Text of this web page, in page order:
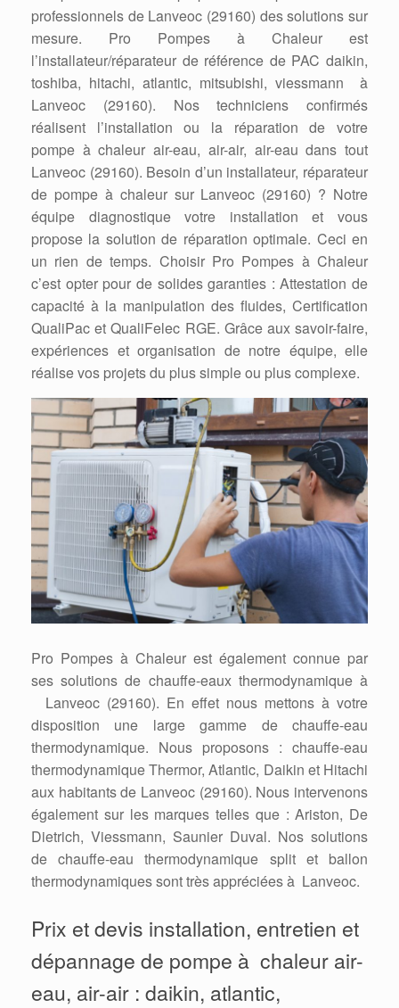
professionnels de Lanveoc (29160) des solutions sur
mesure. Pro Pompes à Chaleur est
l’installateur/réparateur de référence de PAC daikin,
toshiba, hitachi, atlantic, mitsubishi, viessmann à
Lanveoc (29160). Nos techniciens confirmés
réalisent l’installation ou la réparation de votre
pompe à chaleur air-eau, air-air, air-eau dans tout
Lanveoc (29160). Besoin d’un installateur, réparateur
de pompe à chaleur sur Lanveoc (29160) ? Notre
équipe diagnostique votre installation et vous
propose la solution de réparation optimale. Ceci en
un rien de temps. Choisir Pro Pompes à Chaleur
c’est opter pour de solides garanties : Attestation de
capacité à la manipulation des fluides, Certification
QualiPac et QualiFelec RGE. Grâce aux savoir-faire,
expériences et organisation de notre équipe, elle
réalise vos projets du plus simple ou plus complexe.
Pro Pompes à Chaleur est également connue par
ses solutions de chauffe-eaux thermodynamique à
Lanveoc (29160). En effet nous mettons à votre
disposition une large gamme de chauffe-eau
thermodynamique. Nous proposons : chauffe-eau
thermodynamique Thermor, Atlantic, Daikin et Hitachi
aux habitants de Lanveoc (29160). Nous intervenons
également sur les marques telles que : Ariston, De
Dietrich, Viessmann, Saunier Duval. Nos solutions
de chauffe-eau thermodynamique split et ballon
thermodynamiques sont très appréciées à Lanveoc.
Prix et devis installation, entretien et
dépannage de pompe à chaleur air-
eau, air-air : daikin, atlantic,